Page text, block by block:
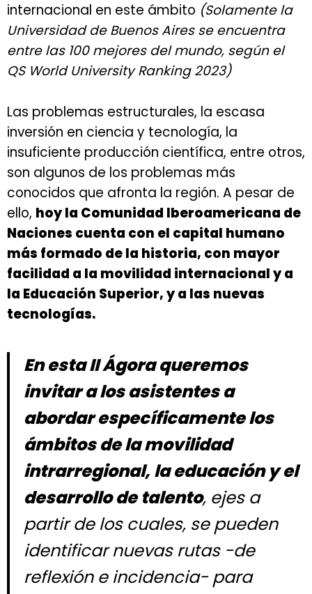
internacional en este ámbito (Solamente la
Universidad de Buenos Aires se encuentra
entre las 100 mejores del mundo, según el
QS World University Ranking 2023)
Las problemas estructurales, la escasa
inversión en ciencia y tecnología, la
insuficiente producción científica, entre otros,
son algunos de los problemas más
conocidos que afronta la región. A pesar de
ello, hoy la Comunidad Iberoamericana de
Naciones cuenta con el capital humano
más formado de la historia, con mayor
facilidad a la movilidad internacional y a
la Educación Superior, y a las nuevas
tecnologías.
En esta II Ágora queremos
invitar a los asistentes a
abordar específicamente los
ámbitos de la movilidad
intrarregional, la educación y el
desarrollo de talento, ejes a
partir de los cuales, se pueden
identificar nuevas rutas -de
reflexión e incidencia-para